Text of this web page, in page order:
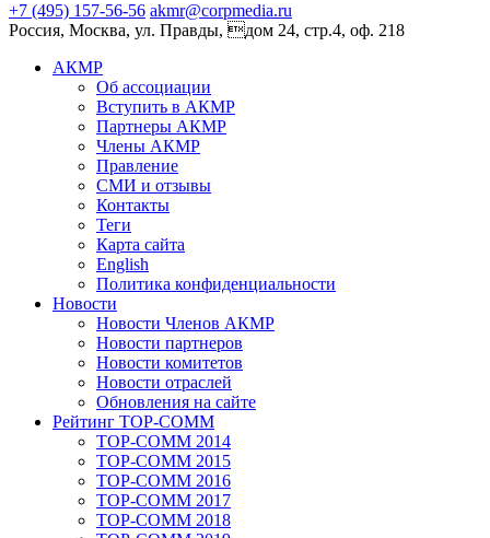
+7 (495) 157-56-56 akmr@corpmedia.ru
Россия, Москва, ул. Правды, дом 24, стр.4, оф. 218
АКМР
Об ассоциации
Вступить в АКМР
Партнеры АКМР
Члены АКМР
Правление
СМИ и отзывы
Контакты
Теги
Карта сайта
English
Политика конфиденциальности
Новости
Новости Членов АКМР
Новости партнеров
Новости комитетов
Новости отраслей
Обновления на сайте
Рейтинг TOP-COMM
TOP-COMM 2014
TOP-COMM 2015
TOP-COMM 2016
TOP-COMM 2017
TOP-COMM 2018